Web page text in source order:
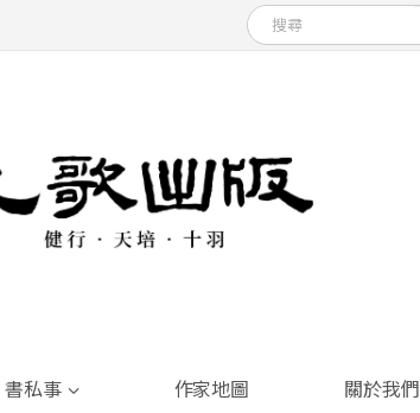
書私事 作家地圖 關於我們